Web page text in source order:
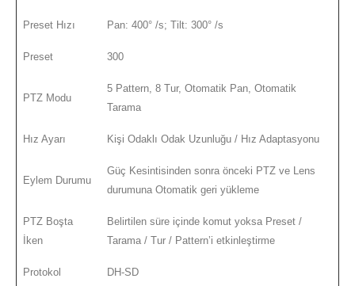
Preset Hızı Pan: 400° /s; Tilt: 300° /s
Preset 300
PTZ Modu
5 Pattern, 8 Tur, Otomatik Pan, Otomatik
Tarama
Hız Ayarı Kişi Odaklı Odak Uzunluğu / Hız Adaptasyonu
Eylem Durumu
Güç Kesintisinden sonra önceki PTZ ve Lens
durumuna Otomatik geri yükleme
PTZ Boşta
İken
Belirtilen süre içinde komut yoksa Preset /
Tarama / Tur / Pattern’i etkinleştirme
Protokol DH-SD